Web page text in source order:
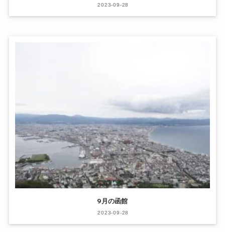
2023-09-28
9月の函館
2023-09-28